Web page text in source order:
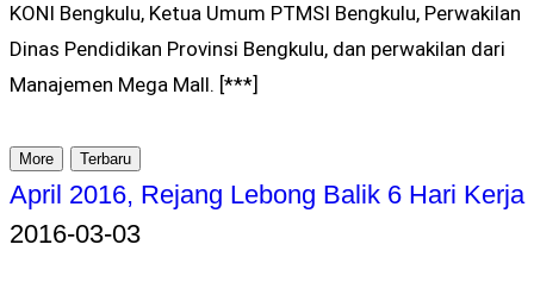
KONI Bengkulu, Ketua Umum PTMSI Bengkulu, Perwakilan
Dinas Pendidikan Provinsi Bengkulu, dan perwakilan dari
Manajemen Mega Mall. [***]
More Terbaru
April 2016, Rejang Lebong Balik 6 Hari Kerja
2016-03-03